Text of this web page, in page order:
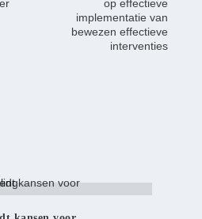
op effectieve
implementatie van
bewezen effectieve
interventies